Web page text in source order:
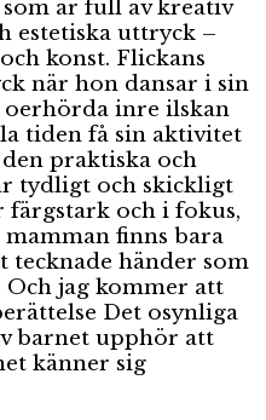
är full av kreativ
estetiska uttryck –
konst. Flickans
när hon dansar i sin
oerhörda inre ilskan
tiden få sin aktivitet
praktiska och
tydligt och skickligt
färgstark och i fokus,
mamman finns bara
tecknade händer som
Och jag kommer att
Det osynliga
barnet upphör att
känner sig